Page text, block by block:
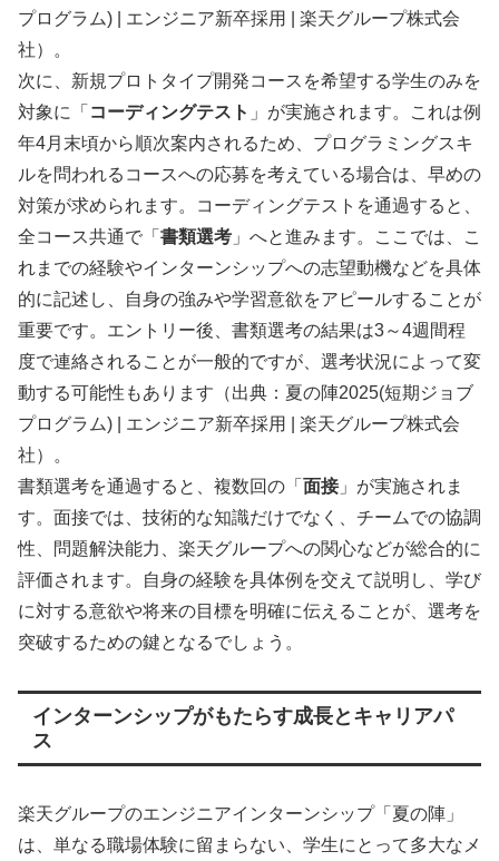
プログラム) | エンジニア新卒採用 | 楽天グループ株式会
社）。
次に、新規プロトタイプ開発コースを希望する学生のみを
対象に「 コーディングテスト 」が実施されます。これは例
年4月末頃から順次案内されるため、プログラミングスキ
ルを問われるコースへの応募を考えている場合は、早めの
対策が求められます。コーディングテストを通過すると、
全コース共通で「 書類選考 」へと進みます。ここでは、こ
れまでの経験やインターンシップへの志望動機などを具体
的に記述し、自身の強みや学習意欲をアピールすることが
重要です。エントリー後、書類選考の結果は3～4週間程
度で連絡されることが一般的ですが、選考状況によって変
動する可能性もあります（出典：夏の陣2025(短期ジョブ
プログラム) | エンジニア新卒採用 | 楽天グループ株式会
社）。
書類選考を通過すると、複数回の「 面接」が実施されま
す。面接では、技術的な知識だけでなく、チームでの協調
性、問題解決能力、楽天グループへの関心などが総合的に
評価されます。自身の経験を具体例を交えて説明し、学び
に対する意欲や将来の目標を明確に伝えることが、選考を
突破するための鍵となるでしょう。
インターンシップがもたらす成長とキャリアパ
ス
楽天グループのエンジニアインターンシップ「夏の陣」
は、単なる職場体験に留まらない、学生にとって多大なメ